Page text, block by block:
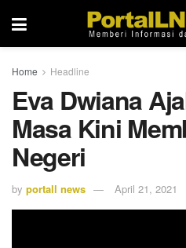
Home Headline
Eva Dwiana
Masa Kini
Negeri
by portall news April 21, 2021